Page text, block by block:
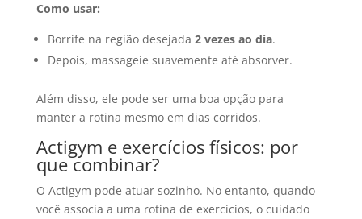
Como usar:
Borrife na região desejada 2 vezes ao dia.
Depois, massageie suavemente até absorver.
Além disso, ele pode ser uma boa opção para
manter a rotina mesmo em dias corridos.
Actigym e exercícios físicos: por
que combinar?
O Actigym pode atuar sozinho. No entanto, quando
você associa a uma rotina de exercícios, o cuidado